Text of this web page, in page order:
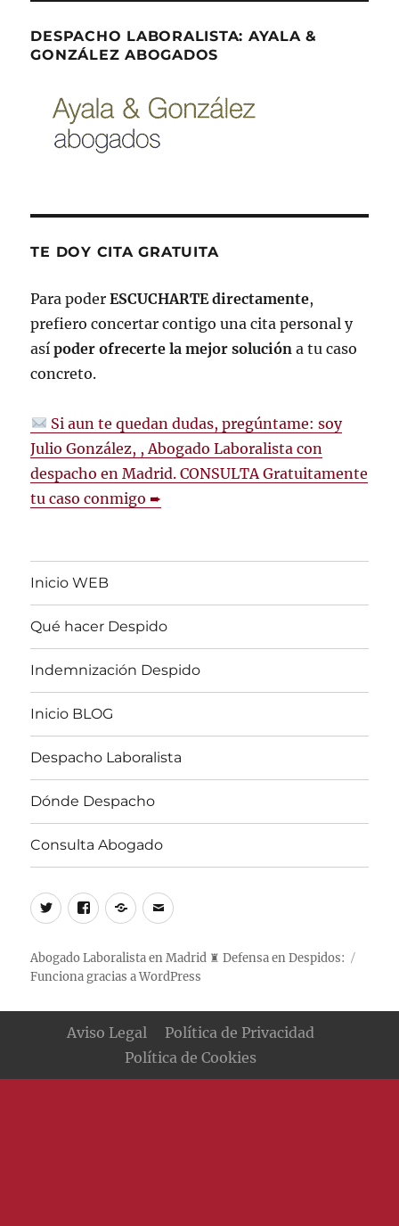
DESPACHO LABORALISTA: AYALA &
GONZÁLEZ ABOGADOS
TE DOY CITA GRATUITA
Para poderESCUCHARTE directamente,
prefiero concertar contigo una cita personal y
asípoder ofrecerte la mejor solución a tu caso
concreto.
Si aun te quedan dudas, pregúntame: soy
Julio González, , Abogado Laboralista con
despacho en Madrid. CONSULTA Gratuitamente
tu caso conmigo ➨
Inicio WEB
Qué hacer Despido
Indemnización Despido
Inicio BLOG
Despacho Laboralista
Dónde Despacho
Consulta Abogado
TwitterFacebookWhatsApp
Correo
Abogado Laboralista en Madrid ♜ Defensa en Despidos:
Funciona gracias a WordPress
Aviso Legal
Política de Privacidad
Política de Cookies